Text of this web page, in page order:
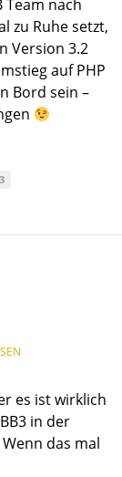
Team nach
zu Ruhe setzt,
Version 3.2
auf PHP
Bord sein –
es ist wirklich
in der
Wenn das mal